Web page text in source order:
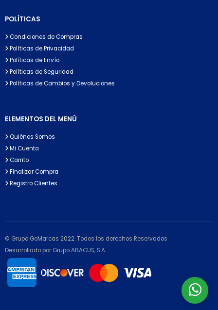
POLÍTICAS
Condiciones de Compras
Políticas de Privacidad
Políticas de Envío
Políticas de Seguridad
Políticas de Cambios y Devoluciones
ELEMENTOS DEL MENÚ
Quiénes Somos
Mi Cuenta
Carrito
Finalizar Compra
Registro Clientes
© Grupo GoMarcas 2022. Todos los derechos Reservados
Desarrollado por Grupo ABACUS, S.A.